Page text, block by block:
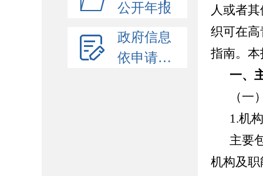
公开年报
政府信息
依申请公开
人或者
织可在
指南。
一、
（
1.机
主要
机构及